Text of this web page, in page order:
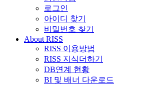
로그인
아이디 찾기
비밀번호 찾기
About RISS
RISS 이용방법
RISS 지식더하기
DB연계 현황
BI 및 배너 다운로드